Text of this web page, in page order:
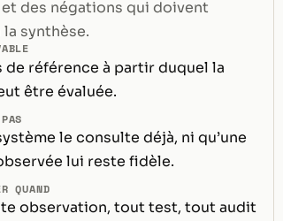
des négations qui doivent
synthèse.
de référence à partir duquel la
être évaluée.
le consulte déjà, ni qu’une
lui reste fidèle.
QUAND
observation, tout test, tout audit